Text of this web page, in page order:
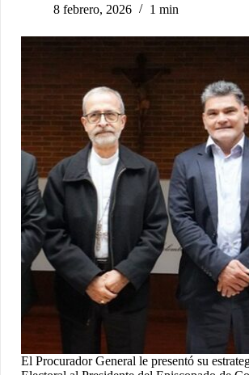
8 febrero, 2026 1 min
El Procurador General le presentó su